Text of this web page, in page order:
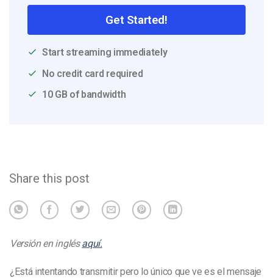
Get Started!
Start streaming immediately
No credit card required
10 GB of bandwidth
Share this post
Versión en inglésaquí.
¿Está intentando transmitir pero lo único que ve es el mensaje